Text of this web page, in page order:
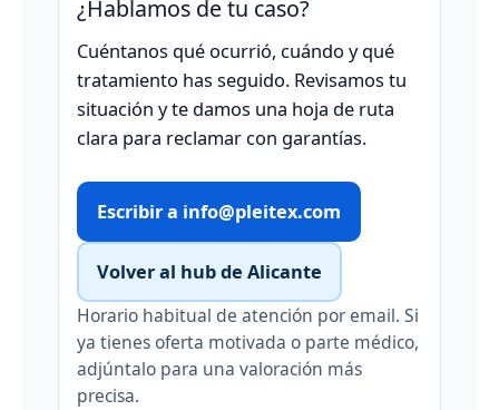
¿Hablamos de tu caso?
Cuéntanos qué ocurrió, cuándo y qué
tratamiento has seguido. Revisamos tu
situación y te damos una hoja de ruta
clara para reclamar con garantías.
Escribir a info@pleitex.com
Volver al hub de Alicante
Horario habitual de atención por email. Si
ya tienes oferta motivada o parte médico,
adjúntalo para una valoración más
precisa.